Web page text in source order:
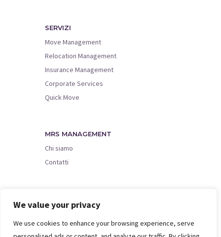
We value your privacy
We use cookies to enhance your browsing experience, serve
SERVIZI
Move Management
Relocation Management
Insurance Management
Corporate Services
Quick Move
MRS MANAGEMENT
Chi siamo
Contatti